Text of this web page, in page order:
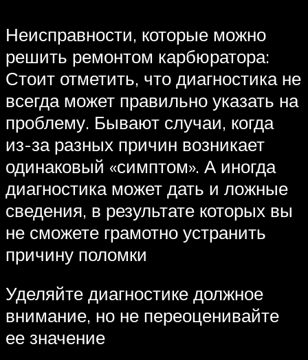
Неисправности, которые можно
решить ремонтом карбюратора:
Стоит отметить, что диагностика не
всегда может правильно указать на
проблему. Бывают случаи, когда
из-за разных причин возникает
одинаковый «симптом». А иногда
диагностика может дать и ложные
сведения, в результате которых вы
не сможете грамотно устранить
причину поломки
Уделяйте диагностике должное
внимание, но не переоценивайте
ее значение